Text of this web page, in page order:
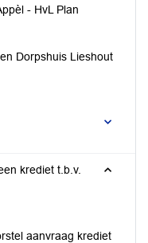
- HvL Plan
Dorpshuis Lieshout
krediet t.b.v.
aanvraag krediet